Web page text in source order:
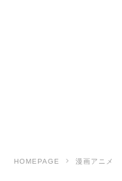
HOMEPAGE 漫画アニメ